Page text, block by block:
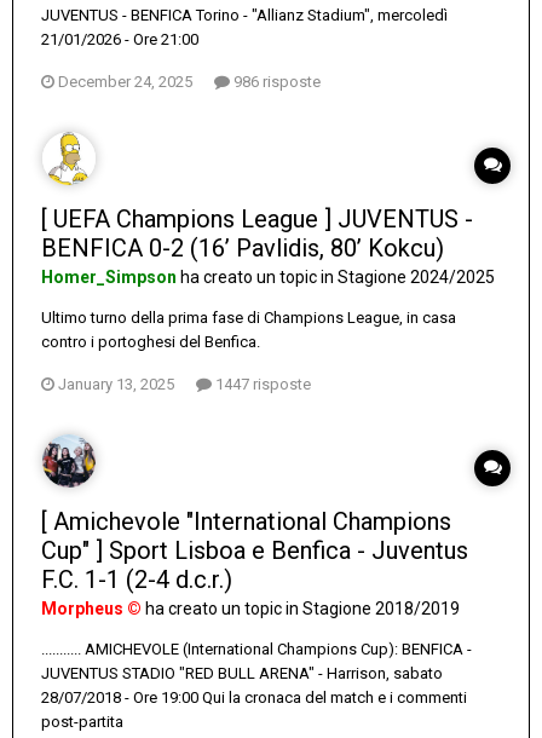
JUVENTUS - BENFICA Torino - "Allianz Stadium", mercoledì
21/01/2026 - Ore 21:00
December 24, 2025 986 risposte
[ UEFA Champions League ] JUVENTUS -
BENFICA 0-2 (16’ Pavlidis, 80’ Kokcu)
Homer_Simpson ha creato un topic in Stagione 2024/2025
Ultimo turno della prima fase di Champions League, in casa
contro i portoghesi del Benfica.
January 13, 2025 1447 risposte
[ Amichevole "International Champions
Cup" ] Sport Lisboa e Benfica - Juventus
F.C. 1-1 (2-4 d.c.r.)
Morpheus © ha creato un topic in Stagione 2018/2019
........... AMICHEVOLE (International Champions Cup): BENFICA -
JUVENTUS STADIO "RED BULL ARENA" - Harrison, sabato
28/07/2018 - Ore 19:00 Qui la cronaca del match e i commenti
post-partita